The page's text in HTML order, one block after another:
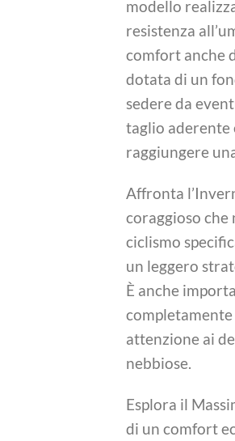
modello
resistenza
comfort anche
dotata di un
sedere da
taglio aderente
raggiungere
Affronta
coraggioso
ciclismo
un leggero
È anche
attenzione ai
nebbiose.
Esplora il
di un comfort